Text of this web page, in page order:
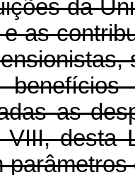
da
as
as
VIII, desta
parâmetros